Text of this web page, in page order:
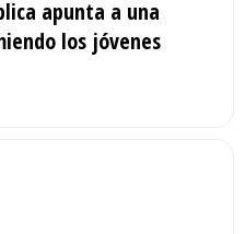
apunta a una
los jóvenes